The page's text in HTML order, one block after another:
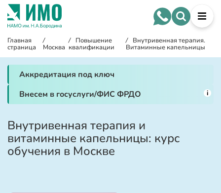
Главная
страница
/
Москва
/ Повышение
квалификации
/ Внутривенная терапия.
Витаминные капельницы
Аккредитация под ключ
Внесем в госуслуги/ФИС ФРДО
i
Внутривенная терапия и
витаминные капельницы: курс
обучения в Москве